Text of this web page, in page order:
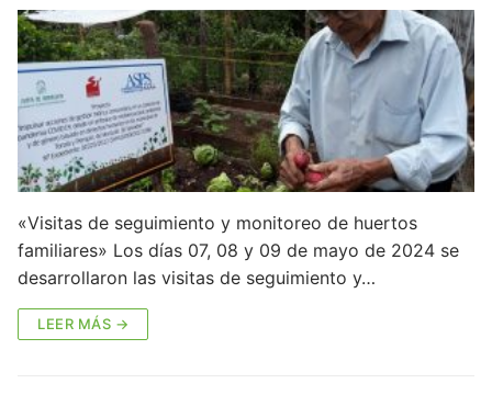
«Visitas de seguimiento y monitoreo de huertos
familiares» Los días 07, 08 y 09 de mayo de 2024 se
desarrollaron las visitas de seguimiento y…
LEER MÁS →